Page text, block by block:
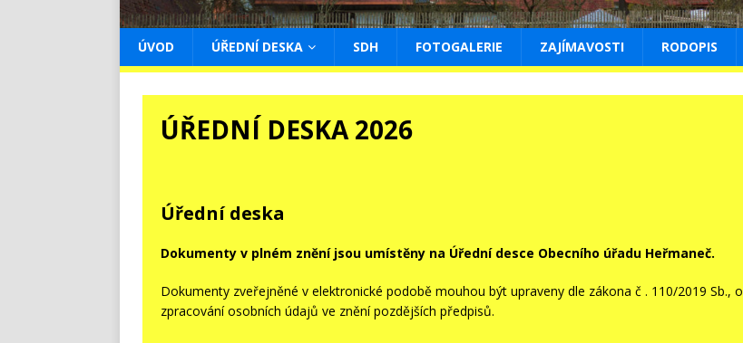
ÚVOD ÚŘEDNÍ DESKA SDH FOTOGALERIE ZAJÍMAVOSTI RODOPIS
ÚŘEDNÍ DESKA 2026
Úřední deska
Dokumenty v plném znění jsou umístěny na Úřední desce Obecního úřadu Heřmaneč.
Dokumenty zveřejněné v elektronické podobě mouhou být upraveny dle zákona č . 110/2019 Sb., o
zpracování osobních údajů ve znění pozdějších předpisů.